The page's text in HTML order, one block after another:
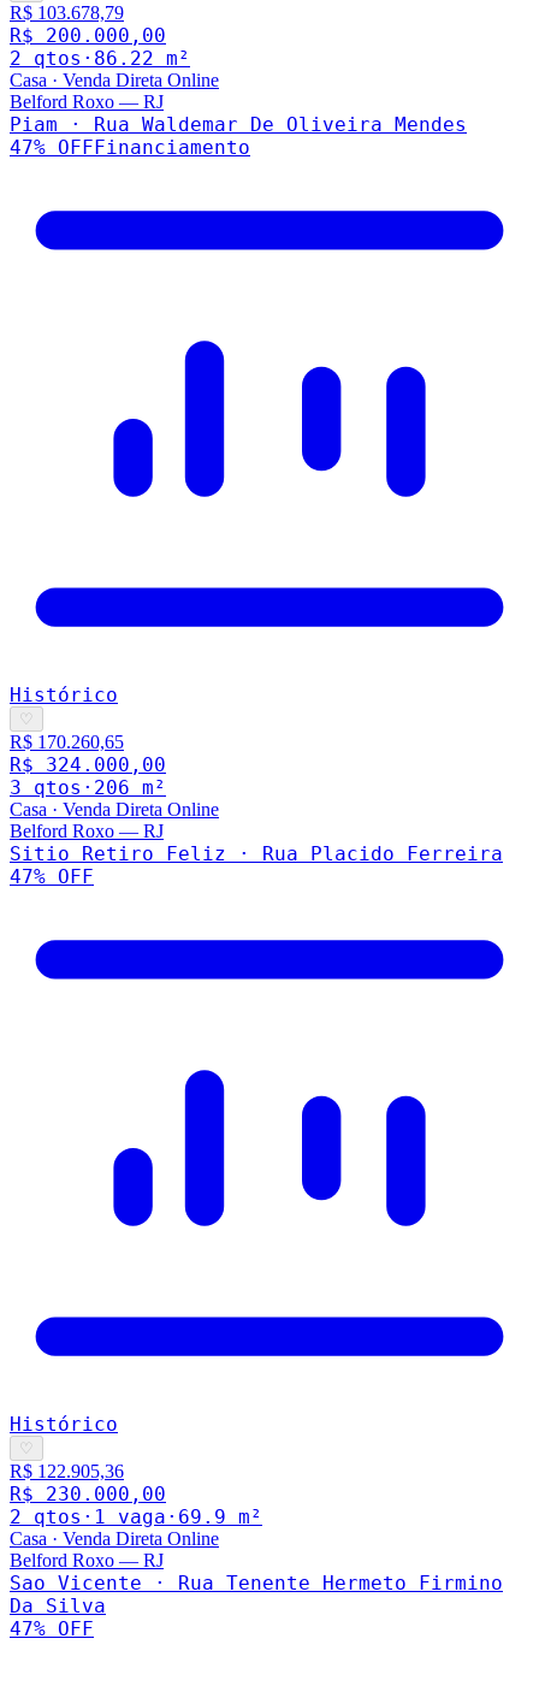
R$ 103.678,79
R$ 200.000,00
2 qtos · 86.22 m²
Casa · Venda Direta Online
Belford Roxo — RJ
Piam · Rua Waldemar De Oliveira Mendes
47% OFFFinanciamento
Histórico
♡
R$ 170.260,65
R$ 324.000,00
3 qtos · 206 m²
Casa · Venda Direta Online
Belford Roxo — RJ
Sitio Retiro Feliz · Rua Placido Ferreira
47% OFF
Histórico
♡
R$ 122.905,36
R$ 230.000,00
2 qtos · 1 vaga · 69.9 m²
Casa · Venda Direta Online
Belford Roxo — RJ
Sao Vicente · Rua Tenente Hermeto Firmino
Da Silva
47% OFF